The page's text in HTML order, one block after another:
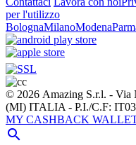
per l'utilizzo
BolognaMilanoModena
© 2026 Amazing S.r.l. - Via
(MI) ITALIA - P.I./C.F:
MY CASHBACK
